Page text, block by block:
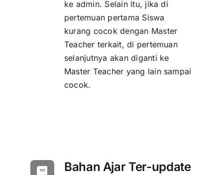
ke admin. Selain itu, jika di
pertemuan pertama Siswa
kurang cocok dengan Master
Teacher terkait, di pertemuan
selanjutnya akan diganti ke
Master Teacher yang lain sampai
cocok.
Bahan Ajar Ter-update